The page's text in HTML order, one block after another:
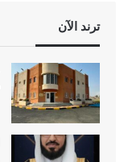
ترند الآن